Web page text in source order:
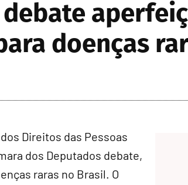
debate
doenças
Direitos das Pessoas
dos Deputados debate,
raras no Brasil. O